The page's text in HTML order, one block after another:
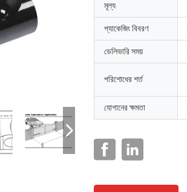
মূল্য
প্যাকেজিং বিবরণ
ডেলিভারি সময়
পরিশোধের শর্ত
যোগানের ক্ষমতা